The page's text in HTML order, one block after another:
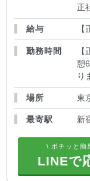
正
給与
勤務時間
憩
り
場所 東
最寄駅 新
\ ポチッと簡
LINEで